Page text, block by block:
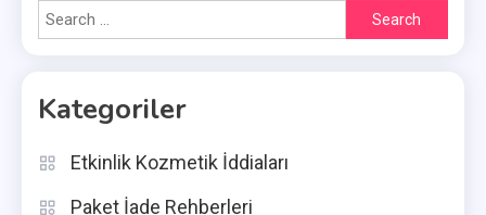
Search
for:
Kategoriler
Etkinlik Kozmetik İddiaları
Paket İade Rehberleri